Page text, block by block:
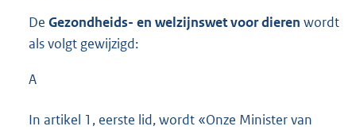
De Gezondheids- en welzijnswet voor dieren wordt
als volgt gewijzigd:
A
In artikel 1, eerste lid, wordt «Onze Minister van